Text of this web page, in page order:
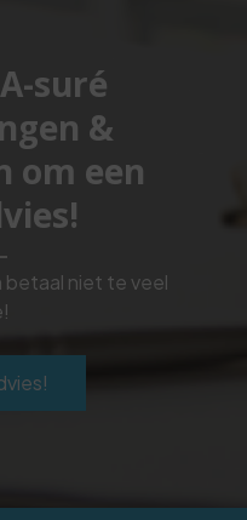
suré
&
om een
betaal niet te veel